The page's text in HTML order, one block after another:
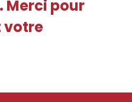
Merci pour
votre